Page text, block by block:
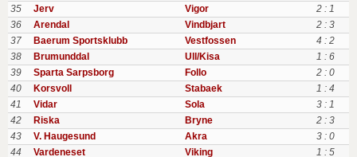
35
Jerv Vigor
2 : 1
36
Arendal Vindbjart
2 : 3
37
Baerum Sportsklubb Vestfossen
4 : 2
38
Brumunddal Ull/Kisa
1 : 6
39
Sparta Sarpsborg Follo
2 : 0
40
Korsvoll Stabaek
1 : 4
41
Vidar Sola
3 : 1
42
Riska Bryne
2 : 3
43
V. Haugesund Akra
3 : 0
44
Vardeneset Viking
1 : 5